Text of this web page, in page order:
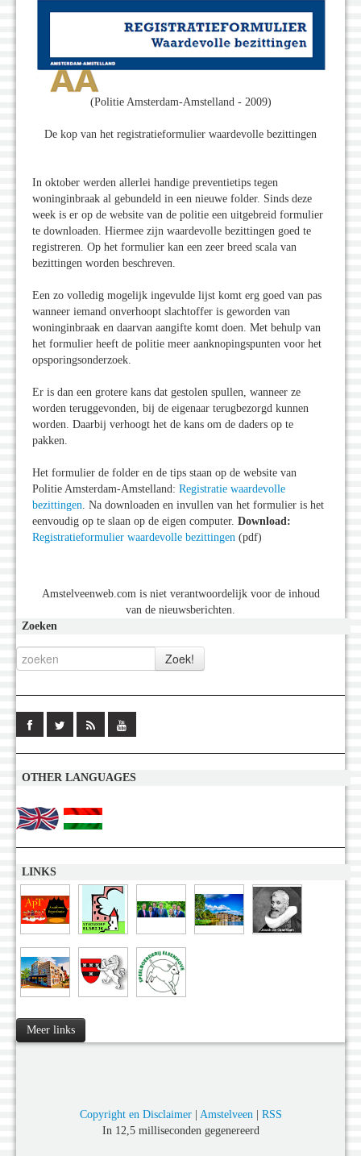
(Politie Amsterdam-Amstelland - 2009)
De kop van het registratieformulier waardevolle bezittingen
In oktober werden allerlei handige preventietips tegen
woninginbraak al gebundeld in een nieuwe folder. Sinds deze
week is er op de website van de politie een uitgebreid formulier
te downloaden. Hiermee zijn waardevolle bezittingen goed te
registreren. Op het formulier kan een zeer breed scala van
bezittingen worden beschreven.
Een zo volledig mogelijk ingevulde lijst komt erg goed van pas
wanneer iemand onverhoopt slachtoffer is geworden van
woninginbraak en daarvan aangifte komt doen. Met behulp van
het formulier heeft de politie meer aanknopingspunten voor het
opsporingsonderzoek.
Er is dan een grotere kans dat gestolen spullen, wanneer ze
worden teruggevonden, bij de eigenaar terugbezorgd kunnen
worden. Daarbij verhoogt het de kans om de daders op te
pakken.
Het formulier de folder en de tips staan op de website van
Politie Amsterdam-Amstelland: Registratie waardevolle
bezittingen. Na downloaden en invullen van het formulier is het
eenvoudig op te slaan op de eigen computer. Download:
Registratieformulier waardevolle bezittingen (pdf)
Amstelveenweb.com is niet verantwoordelijk voor de inhoud
van de nieuwsberichten.
Zoeken
OTHER LANGUAGES
LINKS
Meer links
Copyright en Disclaimer| Amstelveen| RSS
In 12,5 milliseconden gegenereerd